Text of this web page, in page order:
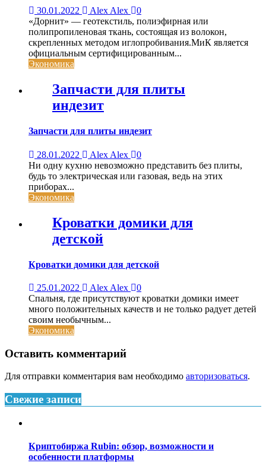
30.01.2022 Alex Alex
0
«Дорнит» — геотекстиль, полиэфирная или
полипропиленовая ткань, состоящая из волокон,
скрепленных методом иглопробивания.МиК является
официальным сертифицированным...
Экономика
Запчасти для плиты
индезит
Запчасти для плиты индезит
28.01.2022 Alex Alex
0
Ни одну кухню невозможно представить без плиты,
будь то электрическая или газовая, ведь на этих
приборах...
Экономика
Кроватки домики для
детской
Кроватки домики для детской
25.01.2022 Alex Alex
0
Спальня, где присутствуют кроватки домики имеет
много положительных качеств и не только радует детей
своим необычным...
Экономика
Оставить комментарий
Для отправки комментария вам необходимо авторизоваться.
Свежие записи
Криптобиржа Rubin: обзор, возможности и
особенности платформы